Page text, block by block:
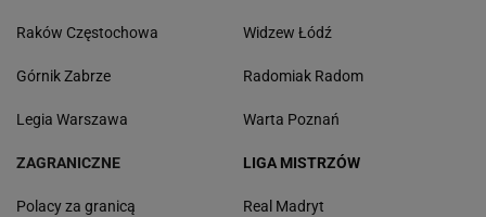
Raków Częstochowa
Górnik Zabrze
Legia Warszawa
Widzew Łódź
Radomiak Radom
Warta Poznań
ZAGRANICZNE
Polacy za granicą
LIGA MISTRZÓW
Real Madryt